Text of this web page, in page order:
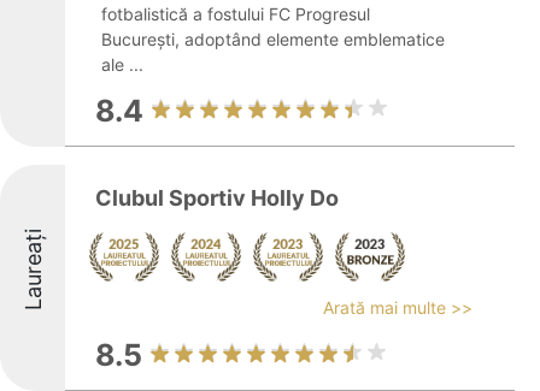
fotbalistică a fostului FC Progresul
București, adoptând elemente emblematice
ale ...
8.4
Laureați
Clubul Sportiv Holly Do
Arată mai multe >>
8.5